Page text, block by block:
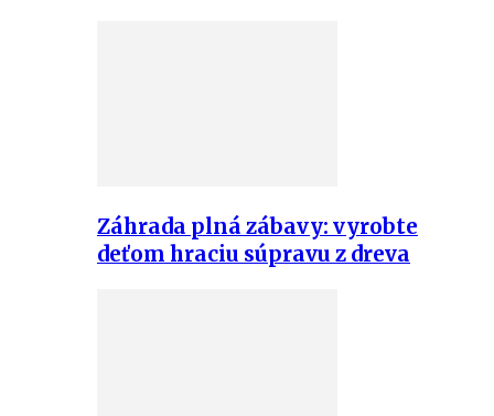
Záhrada plná zábavy: vyrobte
deťom hraciu súpravu z dreva